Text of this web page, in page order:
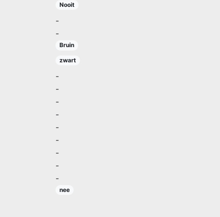
Nooit
-
-
Bruin
zwart
-
-
-
-
-
-
-
-
-
nee